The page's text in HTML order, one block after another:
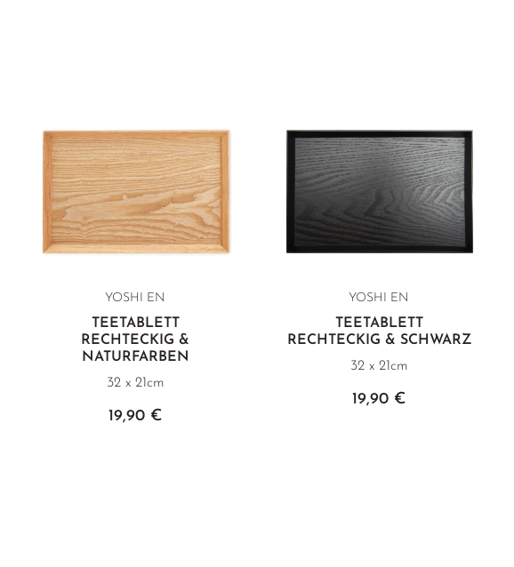
YOSHI EN
TEETABLETT
RECHTECKIG &
NATURFARBEN
32 x 21cm
19,90 €
YOSHI EN
TEETABLETT
RECHTECKIG & SCHWARZ
32 x 21cm
19,90 €